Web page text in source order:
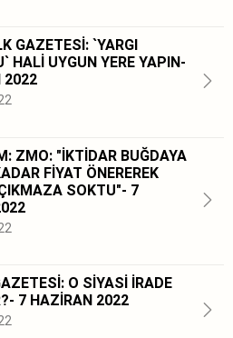
GAZETESİ: `YARGI
HALİ UYGUN YERE YAPIN-
2022
ZMO: "İKTİDAR BUĞDAYA
FİYAT ÖNEREREK
SOKTU"- 7
O SİYASİ İRADE
7 HAZİRAN 2022